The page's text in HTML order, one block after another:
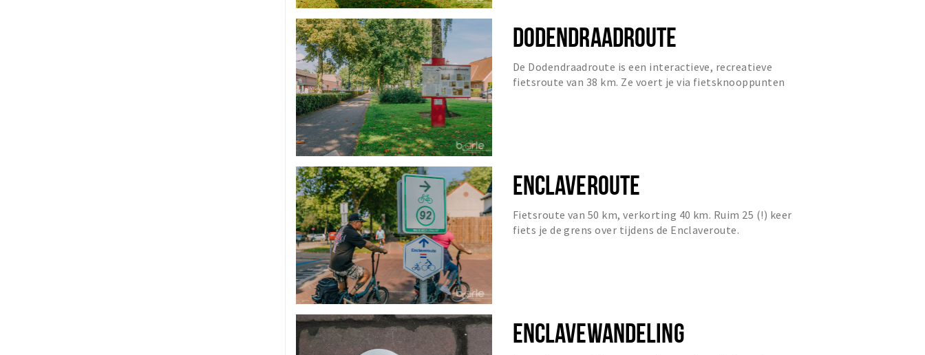
DODENDRAADROUTE
De Dodendraadroute is een interactieve, recreatieve
fietsroute van 38 km. Ze voert je via fietsknooppunten
ENCLAVEROUTE
Fietsroute van 50 km, verkorting 40 km. Ruim 25 (!) keer
fiets je de grens over tijdens de Enclaveroute.
ENCLAVEWANDELING